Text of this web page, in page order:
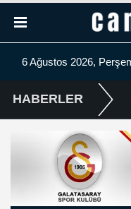
6 Ağustos 2026,
HABERLER